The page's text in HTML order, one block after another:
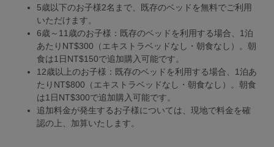
5歳以下のお子様2名まで、既存のベッドを無料でご利用
いただけます。
6歳～11歳のお子様：既存のベッドを利用する場合、1泊
あたりNT$300（エキストラベッドなし・朝食なし）。朝
食は1日NT$150で追加購入可能です。
12歳以上のお子様：既存のベッドを利用する場合、1泊あ
たりNT$800（エキストラベッドなし・朝食なし）。朝食
は1日NT$300で追加購入可能です。
追加料金が発生するお子様については、現地で料金を確
認の上、加算いたします。